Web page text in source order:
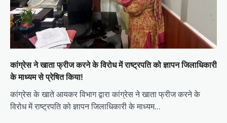
कांग्रेस ने खाता फ्रीज करने के विरोध में राष्ट्रपति को ज्ञापन जिलाधिकारी
के माध्यम से प्रेषित किया!
कांग्रेस के खाते आयकर विभाग द्वारा कांग्रेस ने खाता फ्रीज करने के
विरोध में राष्ट्रपति को ज्ञापन जिलाधिकारी के माध्यम…